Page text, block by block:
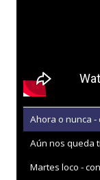
Ahora o nunca -
Aún nos queda
Martes loco -